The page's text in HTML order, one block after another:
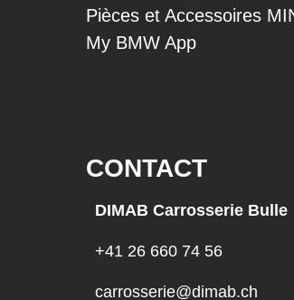
Pièces et Accessoires
My BMW App
CONTACT
DIMAB Carrosserie Bulle
+41 26 660 74 56
carrosserie@dimab.ch